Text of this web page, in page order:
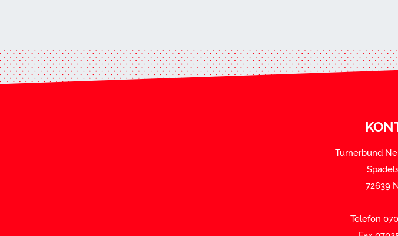
Turnerbund
72639
Telefon